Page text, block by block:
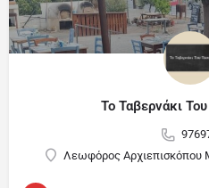
Το Ταβερνάκι
Λεωφόρος Αρχιεπισκόπου